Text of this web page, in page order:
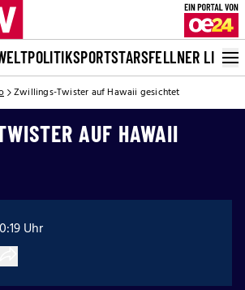
POLITIKSPORTSTARSFELLNER LIVE
Zwillings-Twister auf Hawaii gesichtet
AUF HAWAII
Uhr